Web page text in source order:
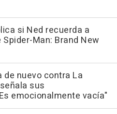
si Ned recuerda a
Man: Brand New
de nuevo contra La
sus
emocionalmente vacía"